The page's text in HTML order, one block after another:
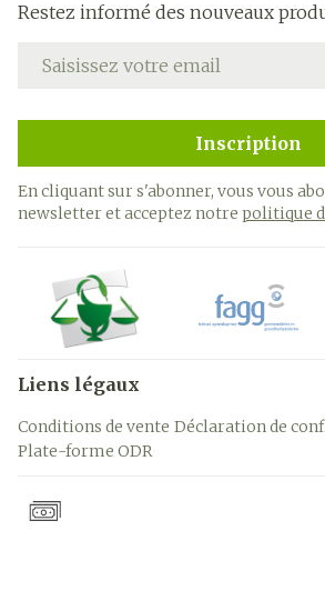
Restez informé des nouveaux
Adresse mail
Inscription
En cliquant sur s'abonner, vous vous
newsletter et acceptez notre politique
Liens légaux
Conditions de vente Déclaration de
Plate-forme ODR